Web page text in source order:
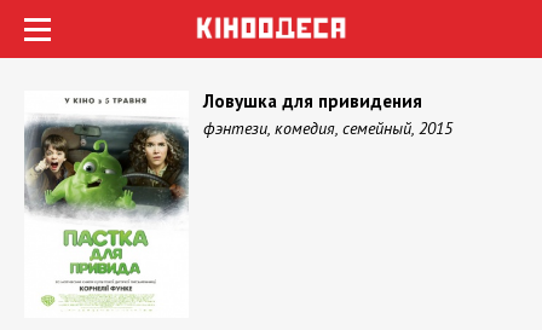
Ловушка для привидения
фэнтези, комедия, семейный, 2015